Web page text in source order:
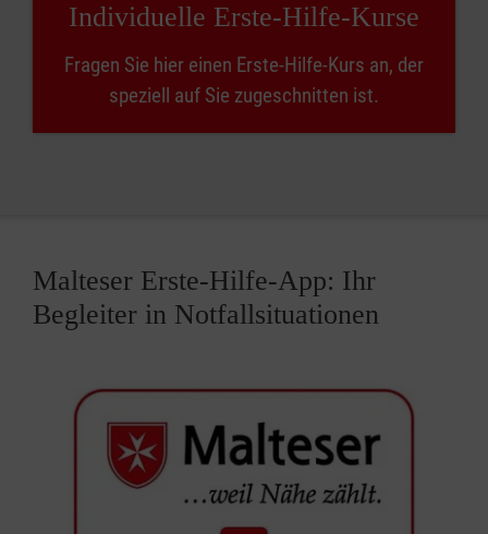
Individuelle Erste-Hilfe-Kurse
Fragen Sie hier einen Erste-Hilfe-Kurs an, der
speziell auf Sie zugeschnitten ist.
Malteser Erste-Hilfe-App: Ihr
Begleiter in Notfallsituationen